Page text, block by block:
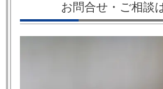
お問合せ・ご相談